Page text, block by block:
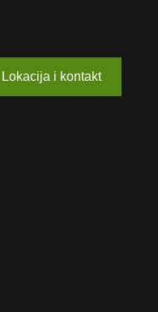
Lokacija i kontakt